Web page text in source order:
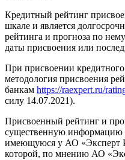
Кредитный рейтинг
шкале и является
рейтинга и прогноза по
даты присвоения или
При присвоении
методология присвоения
банкам https://raexpert.ru/
силу 14.07.2021).
Присвоенный рейтинг и
существенную информацию
имеющуюся у АО «Эксперт
которой, по мнению АО